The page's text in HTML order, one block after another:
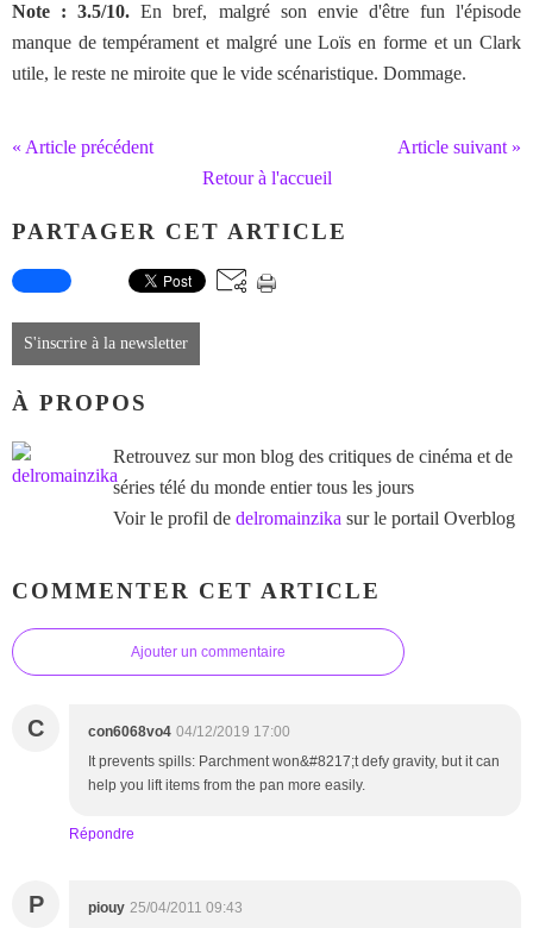
Note : 3.5/10. En bref, malgré son envie d'être fun l'épisode
manque de tempérament et malgré une Loïs en forme et un Clark
utile, le reste ne miroite que le vide scénaristique. Dommage.
« Article précédent
Article suivant »
Retour à l'accueil
PARTAGER CET ARTICLE
S'inscrire à la newsletter
À PROPOS
Retrouvez sur mon blog des critiques de cinéma et de
séries télé du monde entier tous les jours
Voir le profil de delromainzika sur le portail Overblog
COMMENTER CET ARTICLE
Ajouter un commentaire
C con6068vo4 04/12/2019 17:00
It prevents spills: Parchment won&#8217;t defy gravity, but it can
help you lift items from the pan more easily.
Répondre
P piouy 25/04/2011 09:43